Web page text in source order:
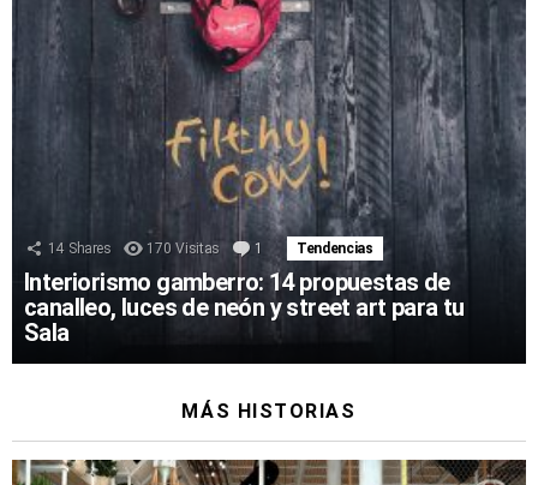
14 Shares 170 Visitas 1 Comentario
Tendencias
Interiorismo gamberro: 14 propuestas de
canalleo, luces de neón y street art para tu
Sala
MÁS HISTORIAS